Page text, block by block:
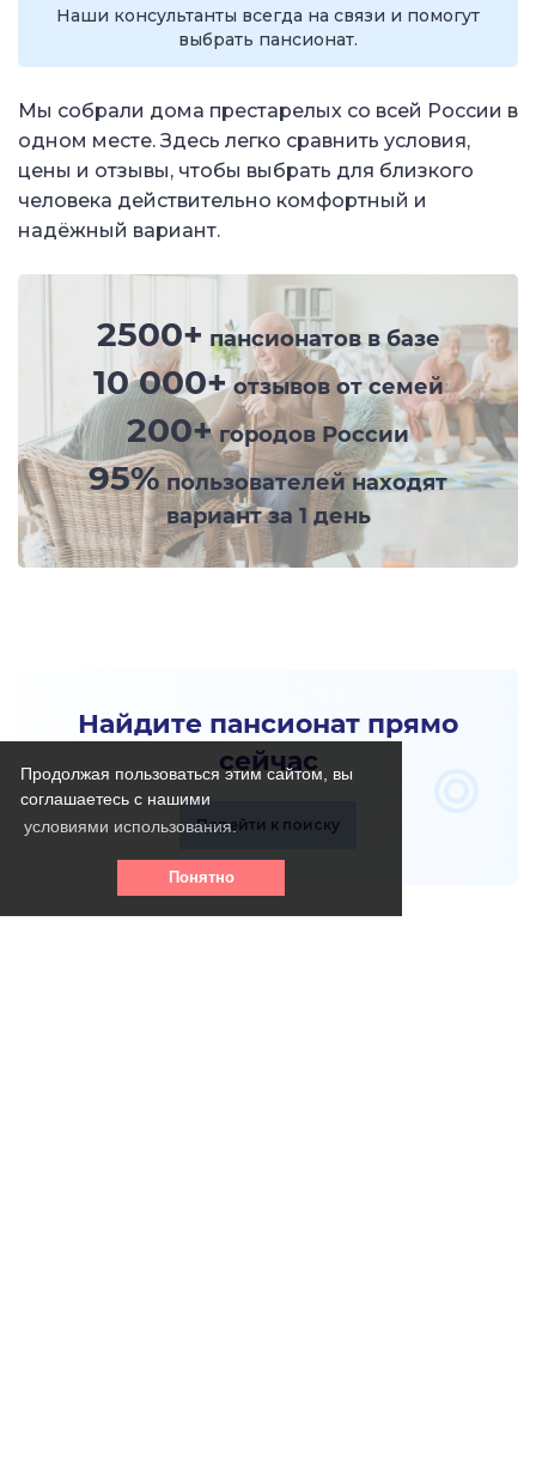
Продолжая пользоваться этим сайтом, вы
соглашаетесь с нашими
условиями использования.
Понятно
Наши консультанты всегда на связи и помогут
выбрать пансионат.
Мы собрали дома престарелых со всей России в
одном месте. Здесь легко сравнить условия,
цены и отзывы, чтобы выбрать для близкого
человека действительно комфортный и
надёжный вариант.
2500+ пансионатов в базе
10 000+отзывов от семей
200+городов России
95%пользователей находят
вариант за 1 день
Найдите пансионат прямо
сейчас
Перейти к поиску